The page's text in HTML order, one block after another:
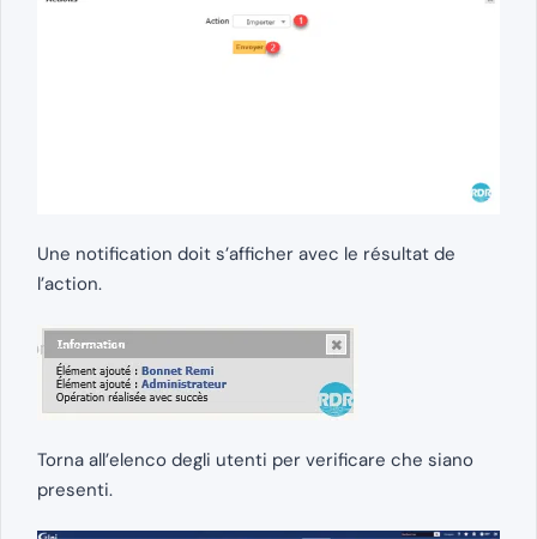
Une notification doit s’afficher avec le résultat de
l’action.
Torna all’elenco degli utenti per verificare che siano
presenti.